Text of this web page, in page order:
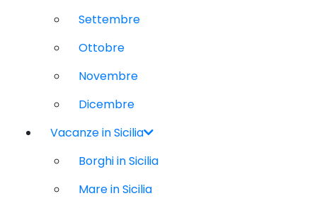
Settembre
Ottobre
Novembre
Dicembre
Vacanze in Sicilia
Borghi in Sicilia
Mare in Sicilia